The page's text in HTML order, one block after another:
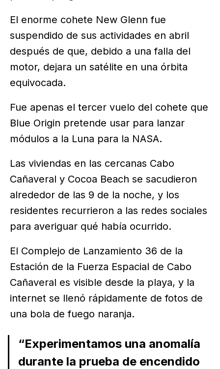
El enorme cohete New Glenn fue
suspendido de sus actividades en abril
después de que, debido a una falla del
motor, dejara un satélite en una órbita
equivocada.
Fue apenas el tercer vuelo del cohete que
Blue Origin pretende usar para lanzar
módulos a la Luna para la NASA.
Las viviendas en las cercanas Cabo
Cañaveral y Cocoa Beach se sacudieron
alrededor de las 9 de la noche, y los
residentes recurrieron a las redes sociales
para averiguar qué había ocurrido.
El Complejo de Lanzamiento 36 de la
Estación de la Fuerza Espacial de Cabo
Cañaveral es visible desde la playa, y la
internet se llenó rápidamente de fotos de
una bola de fuego naranja.
“Experimentamos una anomalía
durante la prueba de encendido